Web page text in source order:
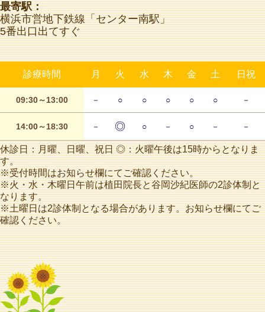
最寄駅：
横浜市営地下鉄線「センター南駅」
5番出口出てすぐ
診療時間 月 火 水 木 金 土 日祝
09:30～13:00 － ○ ○ ○ ○ ○ －
14:00～18:30 － ◎ ○ － ○ － －
休診日：月曜、日曜、祝日 ◎：火曜午後は15時からとなりま
す。
※受付時間はお知らせ欄にてご確認ください。
※火・水・木曜日午前は植田院長と谷岡沙紀医師の2診体制と
なります。
※土曜日は2診体制となる場合があります。お知らせ欄にてご
確認ください。